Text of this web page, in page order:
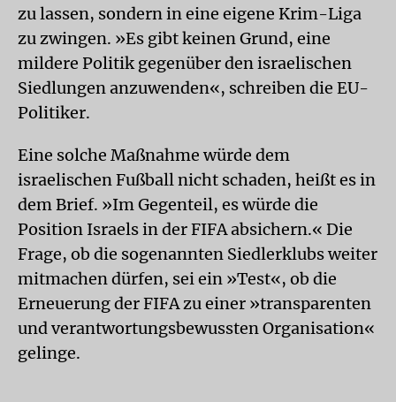
zu lassen, sondern in eine eigene Krim-Liga
zu zwingen. »Es gibt keinen Grund, eine
mildere Politik gegenüber den israelischen
Siedlungen anzuwenden«, schreiben die EU-
Politiker.
Eine solche Maßnahme würde dem
israelischen Fußball nicht schaden, heißt es in
dem Brief. »Im Gegenteil, es würde die
Position Israels in der FIFA absichern.« Die
Frage, ob die sogenannten Siedlerklubs weiter
mitmachen dürfen, sei ein »Test«, ob die
Erneuerung der FIFA zu einer »transparenten
und verantwortungsbewussten Organisation«
gelinge.